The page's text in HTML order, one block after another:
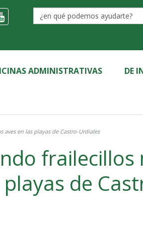
ADMINISTRATIVAS DE
en las playas de Castro-Urdiales
playas de